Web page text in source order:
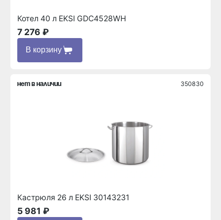
Котел 40 л EKSI GDC4528WH
7 276 ₽
В корзину
нет в наличии 350830
Кастрюля 26 л EKSI 30143231
5 981 ₽